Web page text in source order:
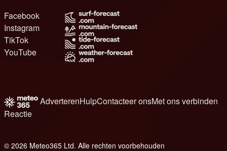
Facebook
Instagram
TikTok
YouTube
AdverterenHulpContacteer onsMet ons verbinden
Reactie
© 2026 Meteo365 Ltd. Alle rechten voorbehouden